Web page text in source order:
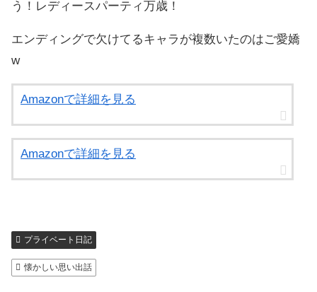
う！レディースパーティ万歳！
エンディングで欠けてるキャラが複数いたのはご愛嬌
w
Amazonで詳細を見る
Amazonで詳細を見る
プライベート日記
懐かしい思い出話